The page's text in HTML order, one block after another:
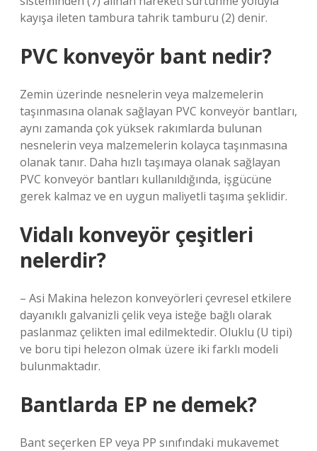
kayışa ileten tambura tahrik tamburu (2) denir.
PVC konveyör bant nedir?
Zemin üzerinde nesnelerin veya malzemelerin
taşınmasına olanak sağlayan PVC konveyör bantları,
aynı zamanda çok yüksek rakımlarda bulunan
nesnelerin veya malzemelerin kolayca taşınmasına
olanak tanır. Daha hızlı taşımaya olanak sağlayan
PVC konveyör bantları kullanıldığında, işgücüne
gerek kalmaz ve en uygun maliyetli taşıma şeklidir.
Vidalı konveyör çeşitleri
nelerdir?
– Asi Makina helezon konveyörleri çevresel etkilere
dayanıklı galvanizli çelik veya isteğe bağlı olarak
paslanmaz çelikten imal edilmektedir. Oluklu (U tipi)
ve boru tipi helezon olmak üzere iki farklı modeli
bulunmaktadır.
Bantlarda EP ne demek?
Bant seçerken EP veya PP sınıfındaki mukavemet